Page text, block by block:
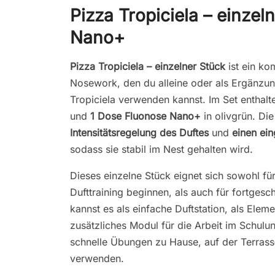
Pizza Tropiciela –
Nano+
Pizza Tropiciela – einzelner Stück ist ein
Nosework, den du alleine oder als
Tropiciela verwenden kannst. Im Set
und 1 Dose Fluonose Nano+ in olivgrün.
Intensitätsregelung des Duftesund einen
sodass sie stabil im Nest gehalten wird.
Dieses einzelne Stück eignet sich sowohl
Dufttraining beginnen, als auch für
kannst es als einfache Duftstation, als
zusätzliches Modul für die Arbeit im
schnelle Übungen zu Hause, auf der
verwenden.